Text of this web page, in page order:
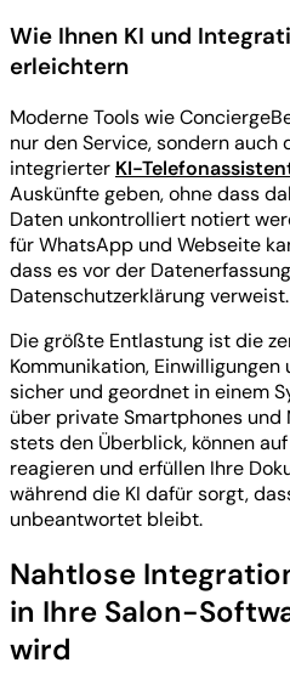
Wie Ihnen KI und
erleichtern
Moderne Tools wie
nur den Service, sondern auch
integrierter KI-
Auskünfte geben, ohne dass
Daten unkontrolliert notiert
für WhatsApp und Webseite
dass es vor der
Datenschutzerklärung verweist.
Die größte Entlastung ist die
Kommunikation,
sicher und geordnet in einem
über private Smartphones und
stets den Überblick, können
reagieren und erfüllen Ihre
während die KI dafür sorgt,
unbeantwortet bleibt.
Nahtlose
in Ihre Salon-
wird